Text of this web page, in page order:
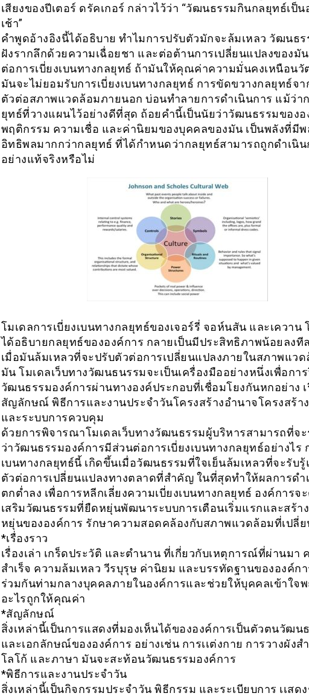
เสียงของปีเตอร์ ดรัคเกอร์ กล่าวไว้ว่า “วัฒนธรรมกินกลยุทธ์เป็น
เช้า”
คำพูดอ้างอิงนี้ได้อธิบาย ทำไมการปรับตัวมักจะล้มเหลว วัฒนธ
ฝังรากลึกด้วยความเฉื่อยชา และต่อต้านการเปลี่ยนแปลงของมั
ต่อการเบี่ยงเบนทางกลยุทธ์ ถ้ามันให้คุณค่าความมั่นคงเหนือนวั
มันจะไม่ยอมรับการเบี่ยงเบนทางกลยุทธ์ การขัดขวางกลยุทธ์จา
ตัวต่อสภาพแวดล้อมภายนอก บ่อนทำลายการดำเนินการ แม้ว่า
ยุทธ์ที่วางแผนไว้อย่างดีที่สุด ถ้อยคำนี้เป็นนัยว่าวัฒนธรรมของอ
พฤติกรรม ความเชื่อ และค่านิยมของบุคคลของมัน เป็นพลังที่มีพ
อิทธิพลมากกว่ากลยุทธ์ ที่ได้กำหนดว่ากลยุทธ์สามารถถูกดำเนิน
อย่างแท้จริงหรือไม่
โมเดลการเบี่ยงเบนทางกลยุทธ์ของเจอร์รี่ จอห์นสัน และเควาน
ได้อธิบายกลยุทธ์ขององค์การ กลายเป็นมีประสิทธิภาพน้อยลงที
เมื่อมันล้มเหลวที่จะปรับตัวต่อการเปลี่ยนแปลงภายในสภาพแว
มัน โมเดลเว็บทางวัฒนธนรรมจะเป็นเครื่องมืออย่างหนึ่งเพื่อการ
วัฒนธรรมองค์การผ่านทางองค์ประกอบที่เชื่อมโยงกันหกอย่าง เ
สัญลักษณ์ พิธีการและงานประจำวันโครงสร้างอำนาจโครงสร้า
และระบบการควบคุม
ด้วยการพิจารณาโมเดลเว็บทางวัฒนธรรมผู้บริหารสามารถที่จะ
ว่าวัฒนธรรมองค์การมีส่วนต่อการเบี่ยงเบนทางกลยุทธ์อย่างไร
เบนทางกลยุทธ์นี้ เกิดขึ้นเมื่อวัฒนธรรมที่ใจเย็นล้มเหลวที่จะรับ
ตัวต่อการเปลี่ยนแปลงทางตลาดที่สำคัญ ในที่สุดทำให้ผลการดำ
ตกต่ำลง เพื่อการหลีกเลี่ยงความเบี่ยงเบนทางกลยุทธ์ องค์การจ
เสริมวัฒนธรรมที่ยืดหยุ่นพัฒนาระบบการเตือนเริ่มแรกและสร้า
หยุ่นขององค์การ รักษาความสอดคล้องกับสภาพแวดล้อมที่เปลี่ย
*เรื่องราว
เรื่องเล่า เกร็ดประวัติ และตำนาน ที่เกี่ยวกับเหตุการณ์ที่ผ่านมา
สำเร็จ ความล้มเหลว วีรบุรุษ ค่านิยม และบรรทัดฐานขององค์ก
ร่วมกันท่ามกลางบุคคลภายในองค์การและช่วยให้บุคคลเข้าใจ
อะไรถูกให้คุณค่า
*สัญลักษณ์
สิ่งเหล่านี้เป็นการแสดงที่มองเห็นได้ขององค์การเป็นตัวตนวัฒน
และเอกลักษณ์ขององค์การ อย่างเช่น การเเต่งกาย การวางผังส
โลโก้ และภาษา มันจะสะท้อนวัฒนธรรมองค์การ
*พิธีการและงานประจำวัน
สิ่งเหล่านี้เป็นกิจกรรมประจำวัน พิธีกรรม และระเบียบการ เเสด